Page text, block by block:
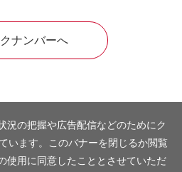
ナンバーへ
況の把握や広告配信などのためにク
います。このバナーを閉じるか閲覧
使用に同意したこととさせていただ